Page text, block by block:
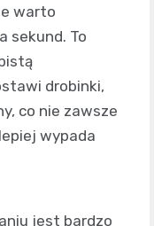
warto
sekund. To
drobinki,
co nie zawsze
wypada
jest bardzo